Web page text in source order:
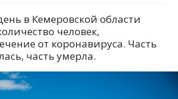
в Кемеровской области
человек,
от коронавируса. Часть
часть умерла.